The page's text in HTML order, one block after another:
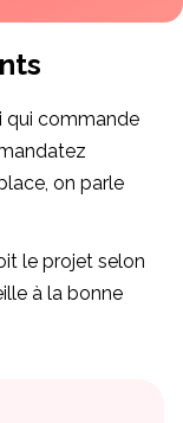
qui commande
on parle
le projet selon
à la bonne